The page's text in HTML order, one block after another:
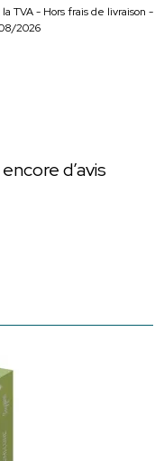
TVA - Hors frais de livraison -
2026
d’avis